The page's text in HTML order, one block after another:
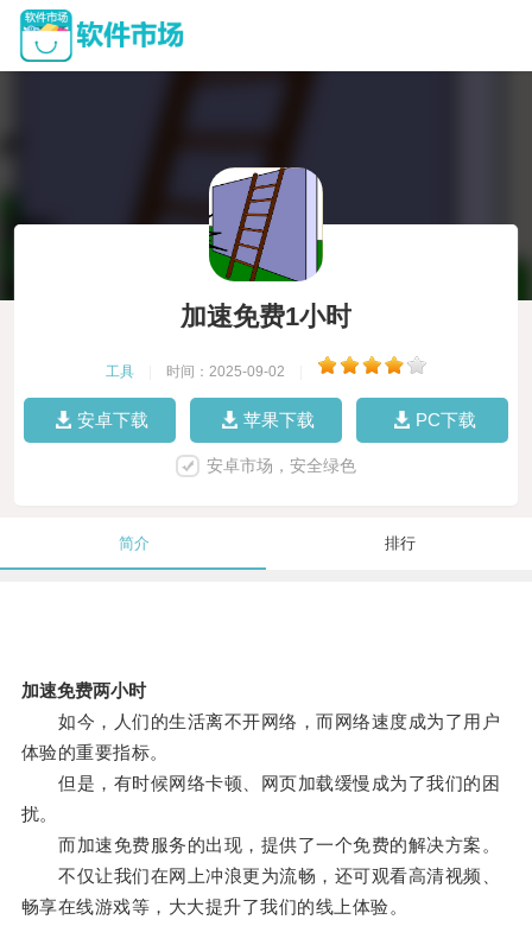
加速免费1小时
工具 时间：2025-09-02
安卓下载 苹果下载 PC下载
安卓市场，安全绿色
简介 排行
加速免费两小时
如今，人们的生活离不开网络，而网络速度成为了用户
体验的重要指标。
但是，有时候网络卡顿、网页加载缓慢成为了我们的困
扰。
而加速免费服务的出现，提供了一个免费的解决方案。
不仅让我们在网上冲浪更为流畅，还可观看高清视频、
畅享在线游戏等，大大提升了我们的线上体验。